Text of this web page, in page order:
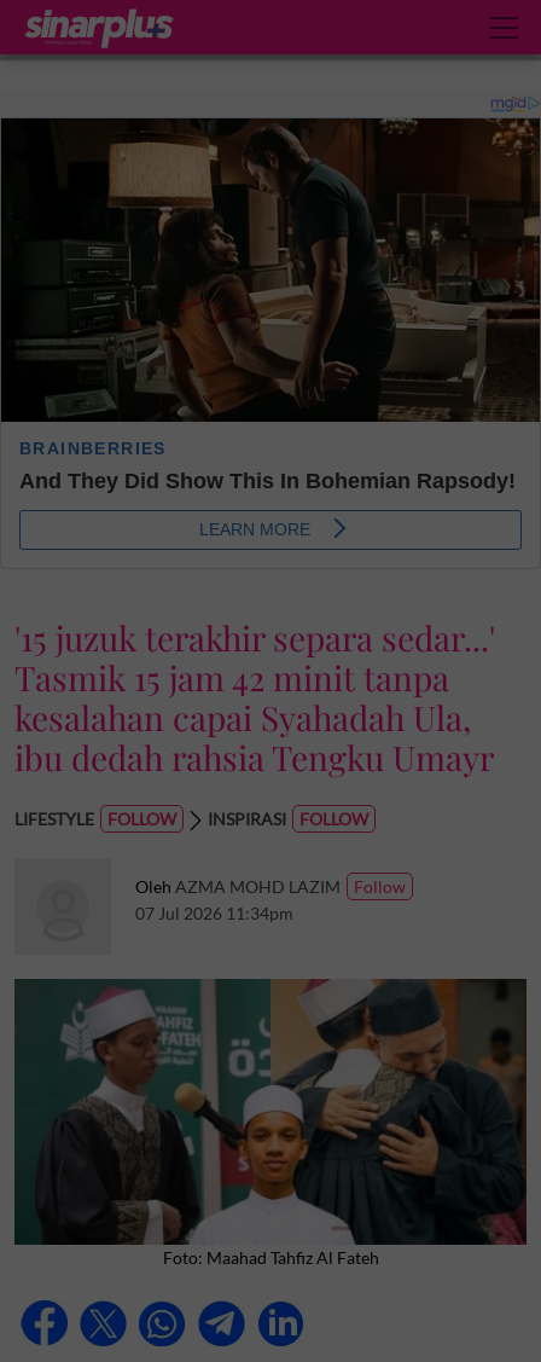
'15 juzuk terakhir separa sedar...'
Tasmik 15 jam 42 minit tanpa
kesalahan capai Syahadah Ula,
ibu dedah rahsia Tengku Umayr
LIFESTYLE INSPIRASI
Oleh AZMA MOHD LAZIM
07 Jul 2026 11:34pm
Foto: Maahad Tahfiz Al Fateh